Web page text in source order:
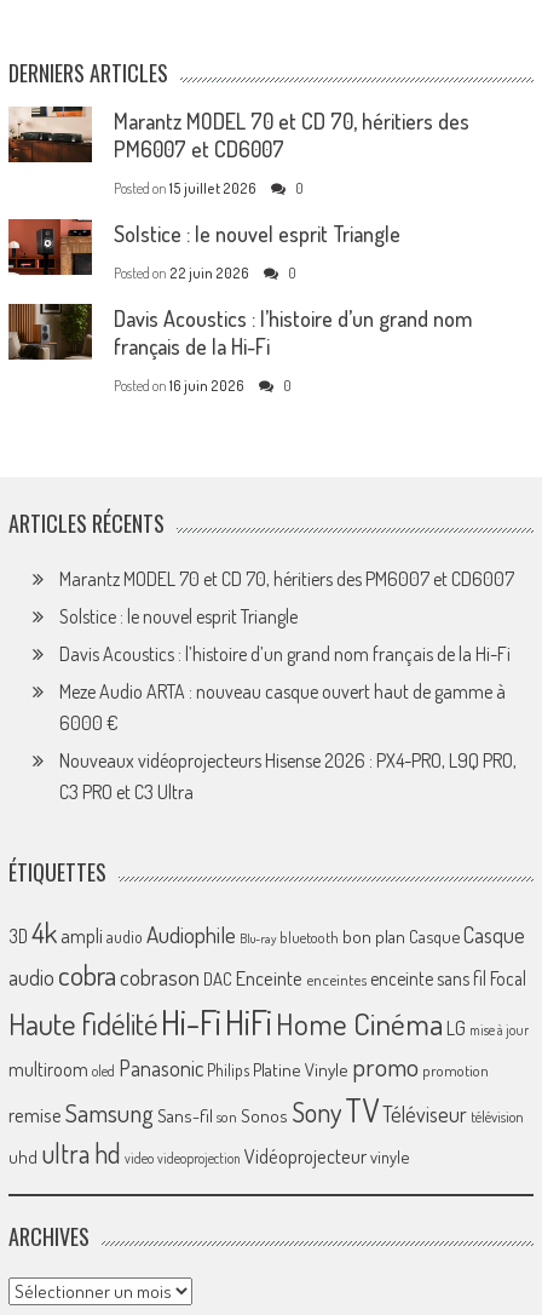
DERNIERS ARTICLES
Marantz MODEL 70 et CD 70, héritiers des
PM6007 et CD6007
Posted on 15 juillet 2026 0
Solstice : le nouvel esprit Triangle
Posted on 22 juin 2026 0
Davis Acoustics : l’histoire d’un grand nom
français de la Hi-Fi
Posted on 16 juin 2026 0
ARTICLES RÉCENTS
Marantz MODEL 70 et CD 70, héritiers des PM6007 et CD6007
Solstice : le nouvel esprit Triangle
Davis Acoustics : l’histoire d’un grand nom français de la Hi-Fi
Meze Audio ARTA : nouveau casque ouvert haut de gamme à
6000 €
Nouveaux vidéoprojecteurs Hisense 2026 : PX4-PRO, L9Q PRO,
C3 PRO et C3 Ultra
ÉTIQUETTES
3D 4k ampliaudio Audiophile Blu-ray bluetooth bon plan CasqueCasque
audio cobracobrason DAC Enceinte enceintes enceinte sans fil Focal
Haute fidélitéHi-FiHiFiHome Cinéma LG mise à jour
multiroom oled Panasonic Philips Platine Vinyle promo promotion
remiseSamsungSans-fil son Sonos SonyTVTéléviseur télévision
uhd ultra hd video videoprojection Vidéoprojecteurvinyle
ARCHIVES
Archives